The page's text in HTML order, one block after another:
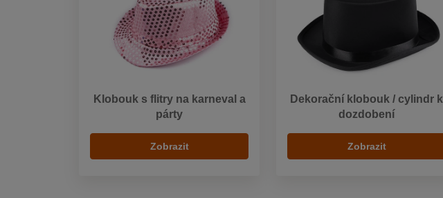
Klobouk s flitry na karneval a
párty
Zobrazit
Dekorační klobouk / cylindr k
dozdobení
Zobrazit